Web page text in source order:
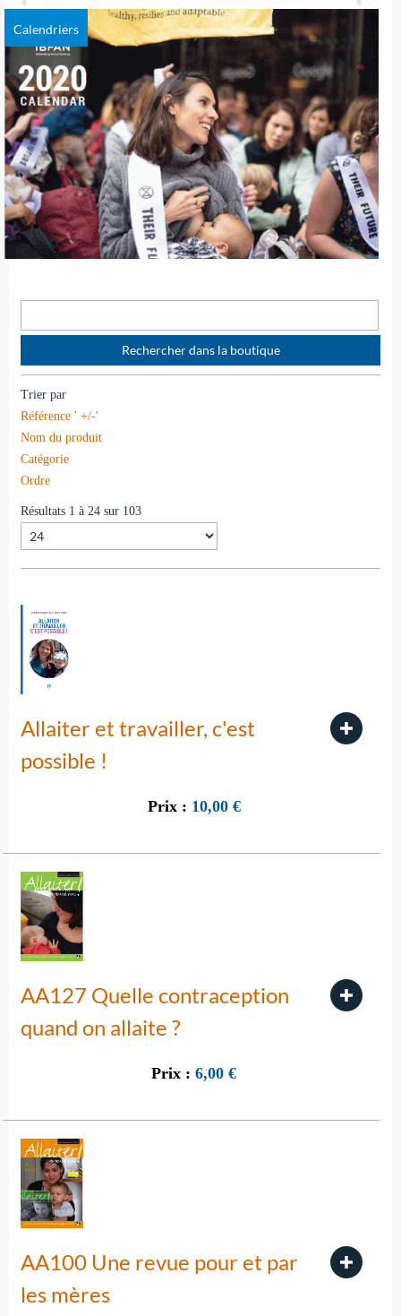
Calendriers
Trier par
Référence ' +/-'
Nom du produit
Catégorie
Ordre
Résultats 1 à 24 sur 103
Allaiter et travailler, c'est
possible !
Prix : 10,00 €
AA127 Quelle contraception
quand on allaite ?
Prix : 6,00 €
AA100 Une revue pour et par
les mères